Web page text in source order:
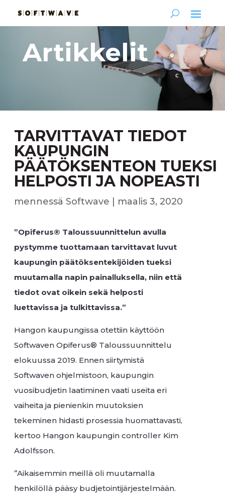
Artikkelit
TARVITTAVAT TIEDOT
KAUPUNGIN
PÄÄTÖKSENTEON TUEKSI
HELPOSTI JA NOPEASTI
mennessä Softwave maalis 3, 2020
”Opiferus® Taloussuunnittelun avulla
pystymme tuottamaan tarvittavat luvut
kaupungin päätöksentekijöiden tueksi
muutamalla napin painalluksella, niin että
tiedot ovat oikein sekä helposti
luettavissa ja tulkittavissa.”
Hangon kaupungissa otettiin käyttöön
Softwaven Opiferus® Taloussuunnittelu
elokuussa 2019. Ennen siirtymistä
Softwaven ohjelmistoon, kaupungin
vuosibudjetin laatiminen vaati useita eri
vaiheita ja pienienkin muutoksien
tekeminen hidasti prosessia huomattavasti,
kertoo Hangon kaupungin controller Kim
Adolfsson.
”Aikaisemmin meillä oli muutamalla
henkilöllä pääsy budjetointijärjestelmään.